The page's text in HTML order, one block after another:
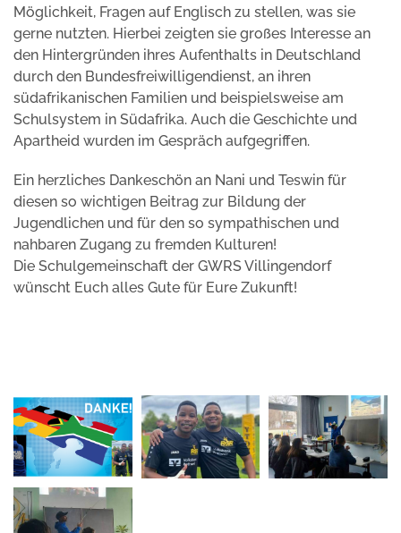
Möglichkeit, Fragen auf Englisch zu stellen, was sie
gerne nutzten. Hierbei zeigten sie großes Interesse an
den Hintergründen ihres Aufenthalts in Deutschland
durch den Bundesfreiwilligendienst, an ihren
südafrikanischen Familien und beispielsweise am
Schulsystem in Südafrika. Auch die Geschichte und
Apartheid wurden im Gespräch aufgegriffen.
Ein herzliches Dankeschön an Nani und Teswin für
diesen so wichtigen Beitrag zur Bildung der
Jugendlichen und für den so sympathischen und
nahbaren Zugang zu fremden Kulturen!
Die Schulgemeinschaft der GWRS Villingendorf
wünscht Euch alles Gute für Eure Zukunft!